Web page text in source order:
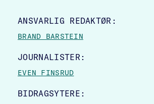
SITE FOOTER
ANSVARLIG REDAKTØR:
BRAND BARSTEIN
JOURNALISTER:
EVEN FINSRUD
BIDRAGSYTERE: